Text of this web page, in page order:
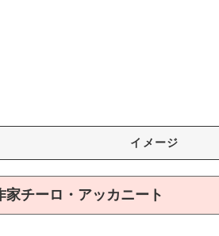
イメージ
チーロ・アッカニート